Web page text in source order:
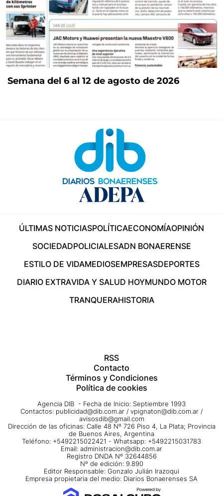
Semana del 6 al 12 de agosto de 2026
ÚLTIMAS NOTICIASPOLÍTICAECONOMÍAOPINIÓN
SOCIEDADPOLICIALESADN BONAERENSE
ESTILO DE VIDAMEDIOSEMPRESASDEPORTES
DIARIO EXTRAVIDA Y SALUD HOYMUNDO MOTOR
TRANQUERAHISTORIA
RSS
Contacto
Términos y Condiciones
Política de cookies
Agencia DIB - Fecha de Inicio: Septiembre 1993
Contactos: publicidad@dib.com.ar / vpignaton@dib.com.ar /
avisosdib@gmail.com
Dirección de las oficinas: Calle 48 Nº 726 Piso 4, La Plata; Provincia
de Buenos Aires, Argentina
Teléfono: +5492215022421 - Whatsapp: +5492215031783
Email: administracion@dib.com.ar
Registro DNDA Nº 32644856
Nº de edición: 9.890
Editor Responsable: Gonzalo Julián Irazoqui
Empresa propietaria del medio: Diarios Bonaerenses SA